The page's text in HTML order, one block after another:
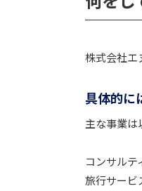
株式会社エ
具体的に
主な事業は
コンサルテ
旅行サービ